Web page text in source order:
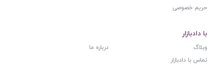
حریم خصوصی
با دادبازار
وبلاگ
درباره ما
تماس با دادبازار